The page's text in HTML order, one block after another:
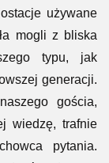
używane
mogli z bliska
typu, jak
generacji.
gościa,
wiedzę, trafnie
pytania.